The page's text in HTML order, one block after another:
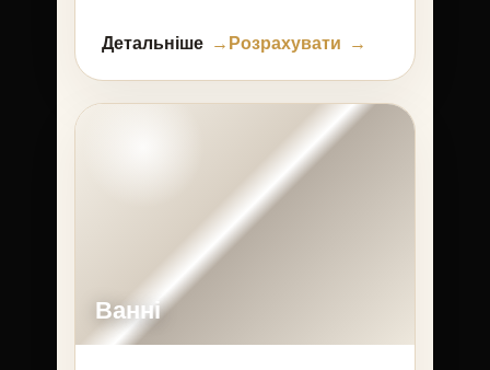
Детальніше Розрахувати
Ванні